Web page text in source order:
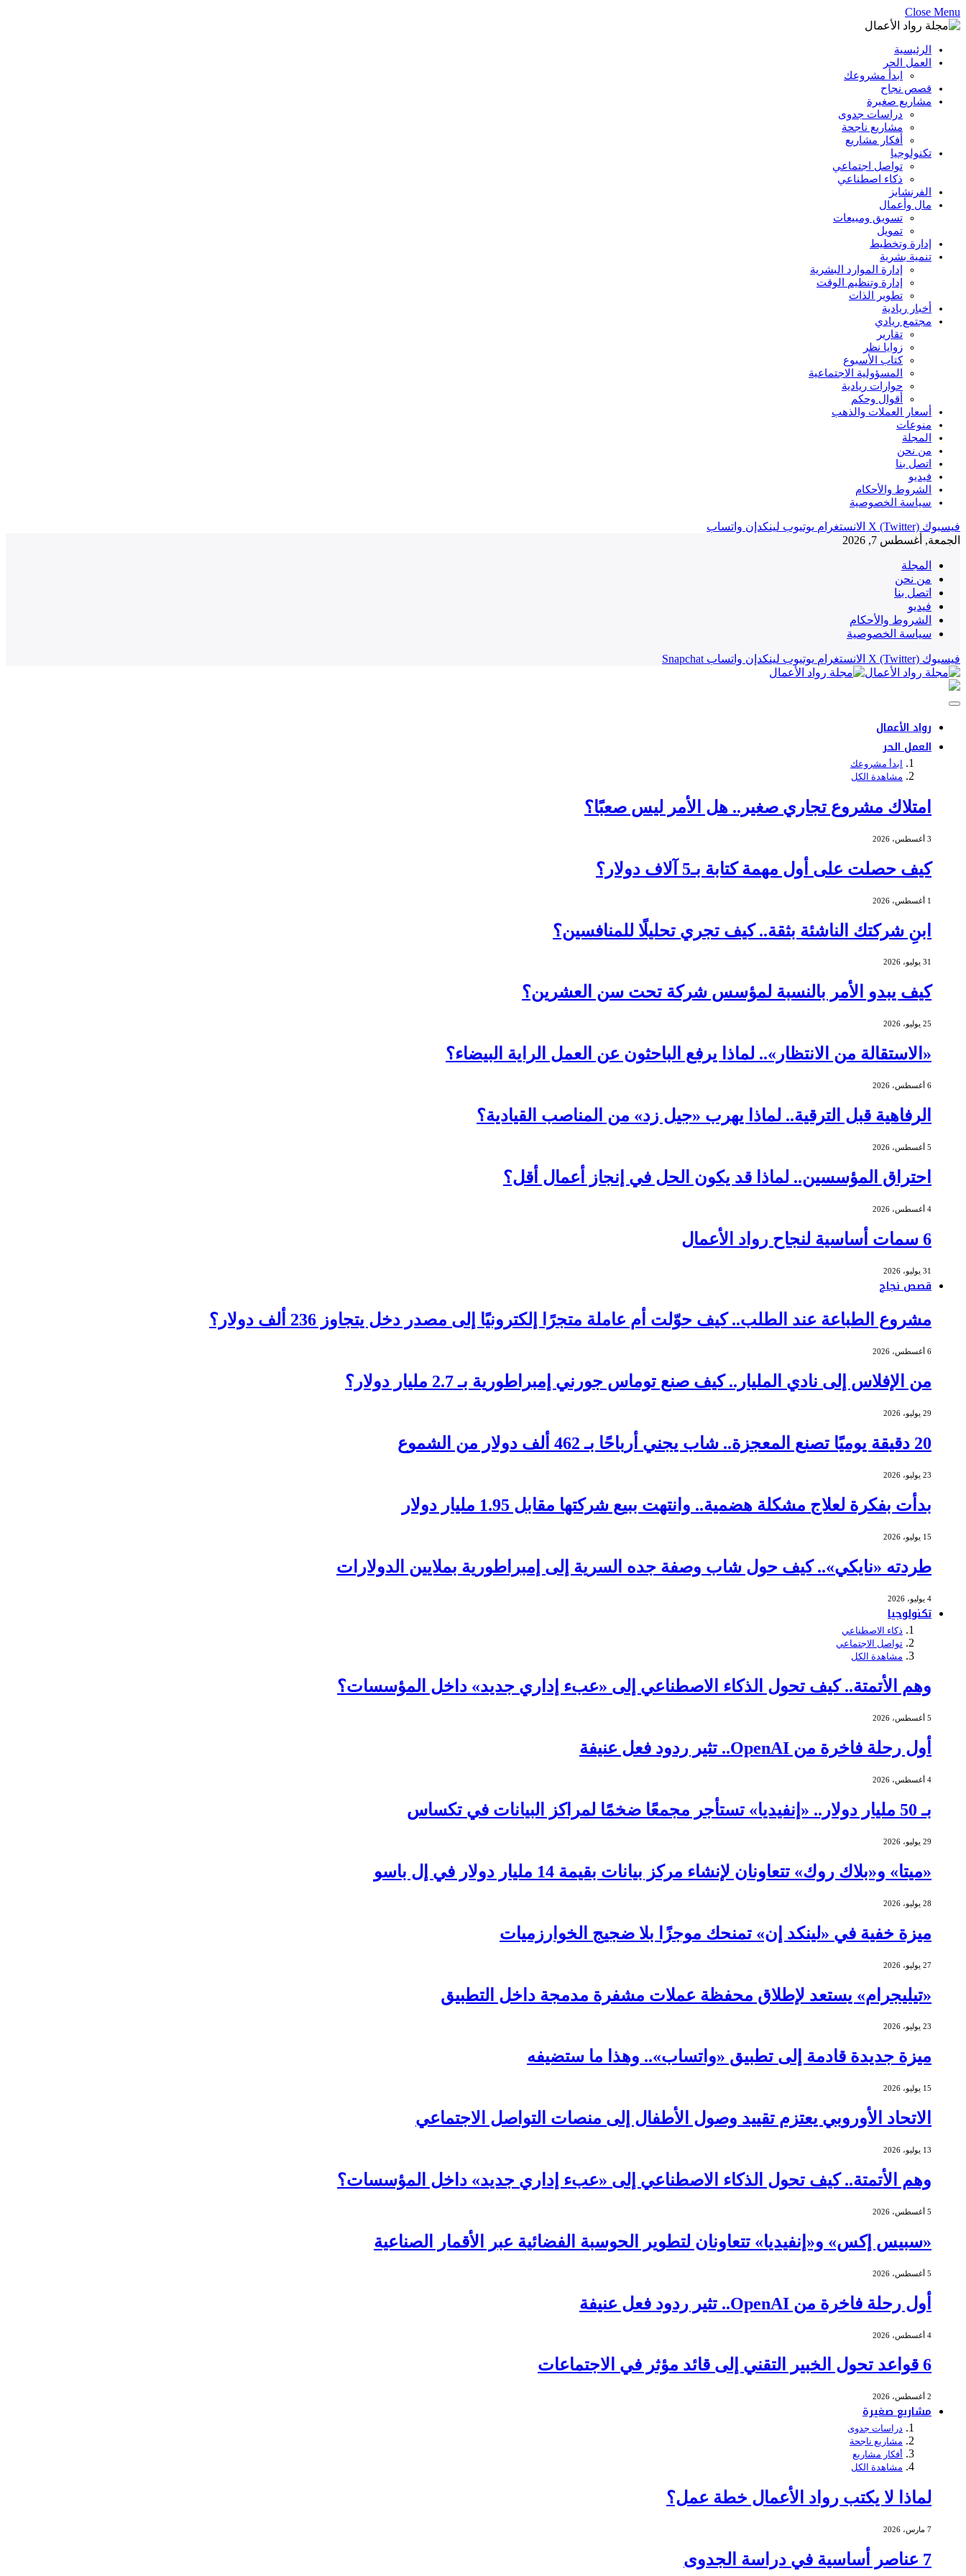
Close Menu
الرئيسية
العمل الحر
ابدأ مشروعك
قصص نجاح
مشاريع صغيرة
دراسات جدوى
مشاريع ناجحة
أفكار مشاريع
تكنولوجيا
تواصل اجتماعي
ذكاء اصطناعي
الفرنشايز
مال وأعمال
تسويق ومبيعات
تمويل
إدارة وتخطيط
تنمية بشرية
إدارة الموارد البشرية
إدارة وتنظيم الوقت
تطوير الذات
أخبار ريادية
مجتمع ريادي
تقارير
زوايا نظر
كتاب الأسبوع
المسؤولية الاجتماعية
حوارات ريادية
أقوال وحكم
أسعار العملات والذهب
منوعات
المجلة
من نحن
اتصل بنا
فيديو
الشروط والأحكام
سياسة الخصوصية
فيسبوك X (Twitter) الانستغرام يوتيوب لينكدإن واتساب
الجمعة, أغسطس 7, 2026
المجلة
من نحن
اتصل بنا
فيديو
الشروط والأحكام
سياسة الخصوصية
فيسبوك X (Twitter) الانستغرام يوتيوب لينكدإن واتساب Snapchat
رواد الأعمال
العمل الحر
ابدأ مشروعك
مشاهدة الكل
امتلاك مشروع تجاري صغير.. هل الأمر ليس صعبًا؟
3 أغسطس، 2026
كيف حصلت على أول مهمة كتابة بـ5 آلاف دولار؟
1 أغسطس، 2026
ابنِ شركتك الناشئة بثقة.. كيف تجري تحليلًا للمنافسين؟
31 يوليو، 2026
كيف يبدو الأمر بالنسبة لمؤسس شركة تحت سن العشرين؟
25 يوليو، 2026
«الاستقالة من الانتظار».. لماذا يرفع الباحثون عن العمل الراية البيضاء؟
6 أغسطس، 2026
الرفاهية قبل الترقية.. لماذا يهرب «جيل زد» من المناصب القيادية؟
5 أغسطس، 2026
احتراق المؤسسين.. لماذا قد يكون الحل في إنجاز أعمال أقل؟
4 أغسطس، 2026
6 سمات أساسية لنجاح رواد الأعمال
31 يوليو، 2026
قصص نجاح
مشروع الطباعة عند الطلب.. كيف حوّلت أم عاملة متجرًا إلكترونيًا إلى مصدر دخل يتجاوز 236 ألف دولار؟
6 أغسطس، 2026
من الإفلاس إلى نادي المليار.. كيف صنع توماس جورني إمبراطورية بـ 2.7 مليار دولار؟
29 يوليو، 2026
20 دقيقة يوميًا تصنع المعجزة.. شاب يجني أرباحًا بـ 462 ألف دولار من الشموع
23 يوليو، 2026
بدأت بفكرة لعلاج مشكلة هضمية.. وانتهت ببيع شركتها مقابل 1.95 مليار دولار
15 يوليو، 2026
طردته «نايكي».. كيف حول شاب وصفة جده السرية إلى إمبراطورية بملايين الدولارات
4 يوليو، 2026
تكنولوجيا
ذكاء الاصطناعي
تواصل الاجتماعي
مشاهدة الكل
وهم الأتمتة.. كيف تحول الذكاء الاصطناعي إلى «عبء إداري جديد» داخل المؤسسات؟
5 أغسطس، 2026
أول رحلة فاخرة من OpenAI.. تثير ردود فعل عنيفة
4 أغسطس، 2026
بـ 50 مليار دولار.. «إنفيديا» تستأجر مجمعًا ضخمًا لمراكز البيانات في تكساس
29 يوليو، 2026
«ميتا» و«بلاك روك» تتعاونان لإنشاء مركز بيانات بقيمة 14 مليار دولار في إل باسو
28 يوليو، 2026
ميزة خفية في «لينكد إن» تمنحك موجزًا بلا ضجيج الخوارزميات
27 يوليو، 2026
«تيليجرام» يستعد لإطلاق محفظة عملات مشفرة مدمجة داخل التطبيق
23 يوليو، 2026
ميزة جديدة قادمة إلى تطبيق «واتساب».. وهذا ما ستضيفه
15 يوليو، 2026
الاتحاد الأوروبي يعتزم تقييد وصول الأطفال إلى منصات التواصل الاجتماعي
13 يوليو، 2026
وهم الأتمتة.. كيف تحول الذكاء الاصطناعي إلى «عبء إداري جديد» داخل المؤسسات؟
5 أغسطس، 2026
«سبيس إكس» و«إنفيديا» تتعاونان لتطوير الحوسبة الفضائية عبر الأقمار الصناعية
5 أغسطس، 2026
أول رحلة فاخرة من OpenAI.. تثير ردود فعل عنيفة
4 أغسطس، 2026
6 قواعد تحول الخبير التقني إلى قائد مؤثر في الاجتماعات
2 أغسطس، 2026
مشاريع صغيرة
دراسات جدوى
مشاريع ناجحة
أفكار مشاريع
مشاهدة الكل
لماذا لا يكتب رواد الأعمال خطة عمل؟
7 مارس، 2026
7 عناصر أساسية في دراسة الجدوى